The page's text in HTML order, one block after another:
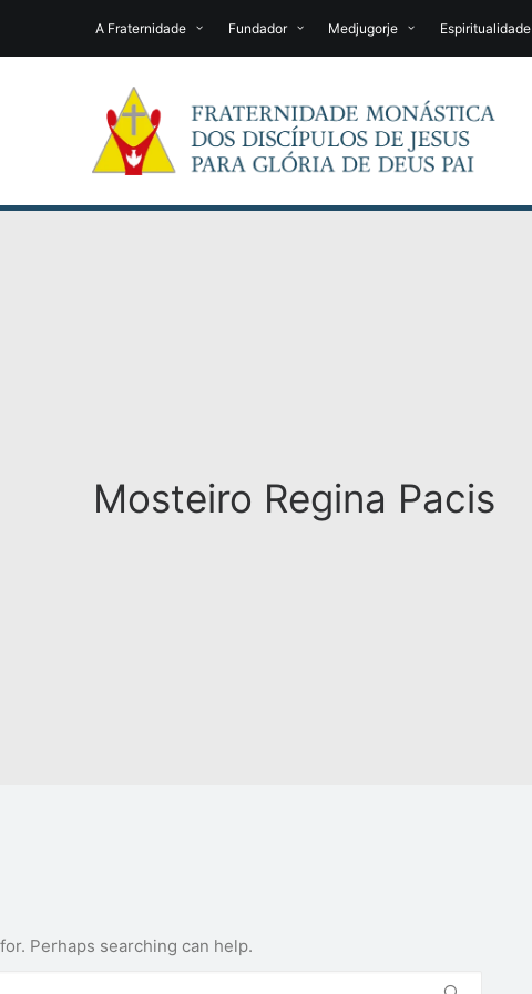
A Fraternidade Fundador Medjugorje Espiritualidade
Mosteiro Regina Pacis
Perhaps searching can help.